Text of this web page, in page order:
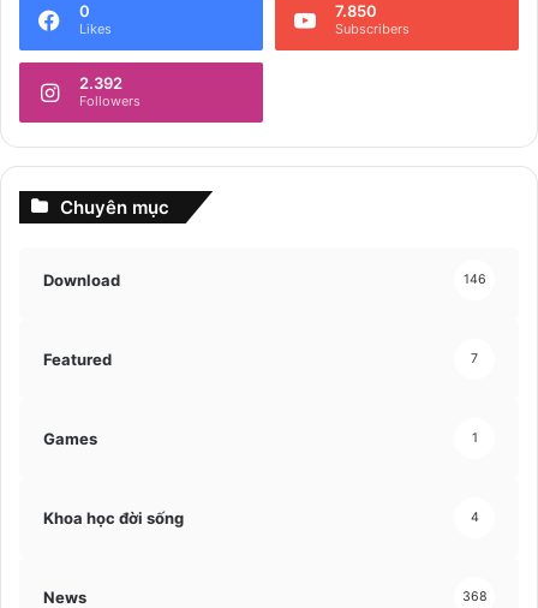
0
Likes
7.850
Subscribers
2.392
Followers
Chuyên mục
Download 146
Featured 7
Games 1
Khoa học đời sống 4
News 368